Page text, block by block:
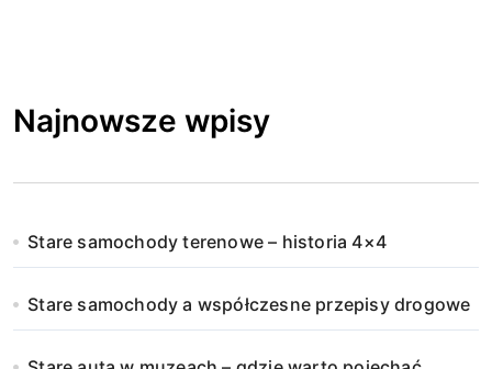
Najnowsze wpisy
Stare samochody terenowe – historia 4×4
Stare samochody a współczesne przepisy drogowe